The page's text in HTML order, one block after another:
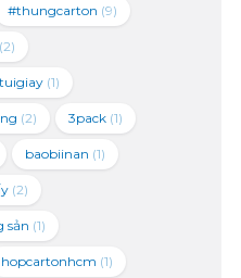
#thungcarton (9)
(2)
(1)
(2) 3pack(1)
baobiinan (1)
(2)
sản (1)
hopcartonhcm (1)